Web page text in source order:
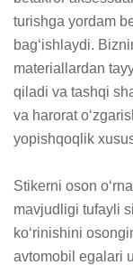
turishga yordam
bag‘ishlaydi.
materiallardan
qiladi va tashqi
va harorat
yopishqoqlik
Stikerni oson
mavjudligi tufayli
ko‘rinishini
avtomobil egalari